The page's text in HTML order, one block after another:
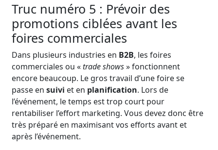
Truc numéro 5 : Prévoir des
promotions ciblées avant les
foires commerciales
Dans plusieurs industries en B2B, les foires
commerciales ou «trade shows» fonctionnent
encore beaucoup. Le gros travail d’une foire se
passe en suivi et en planification. Lors de
l’événement, le temps est trop court pour
rentabiliser l’effort marketing. Vous devez donc être
très préparé en maximisant vos efforts avant et
après l’événement.